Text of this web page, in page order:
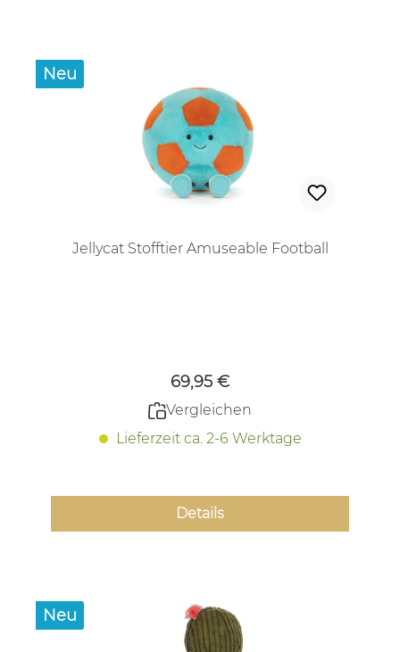
Neu
Jellycat Stofftier Amuseable Football
69,95 €
Vergleichen
Lieferzeit ca. 2-6 Werktage
Details
Neu